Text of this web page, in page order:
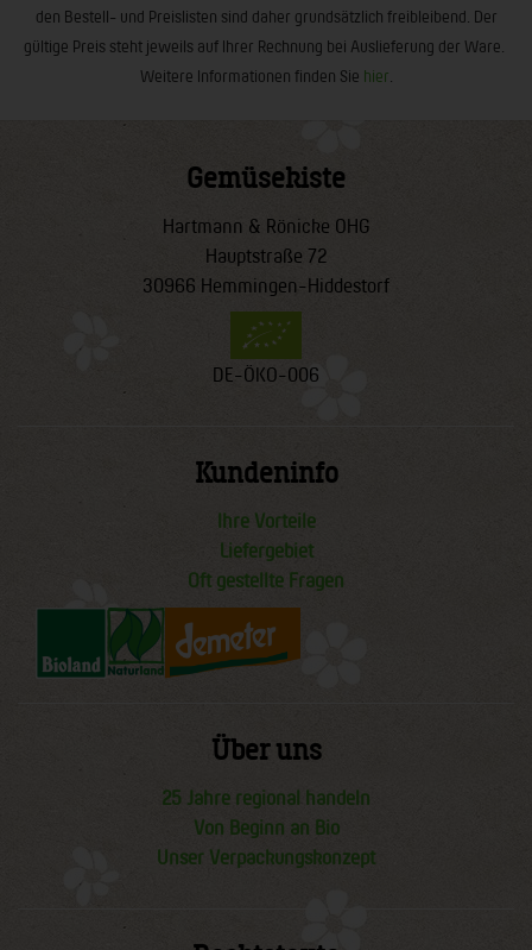
den Bestell- und Preislisten sind daher grundsätzlich freibleibend. Der
gültige Preis steht jeweils auf Ihrer Rechnung bei Auslieferung der Ware.
Weitere Informationen finden Sie hier
Gemüsekiste
Hartmann & Rönicke OHG
Hauptstraße 72
30966 Hemmingen-Hiddestorf
DE-ÖKO-006
Kundeninfo
Ihre Vorteile
Liefergebiet
Oft gestellte Fragen
Über uns
25 Jahre regional handeln
Von Beginn an Bio
Unser Verpackungskonzept